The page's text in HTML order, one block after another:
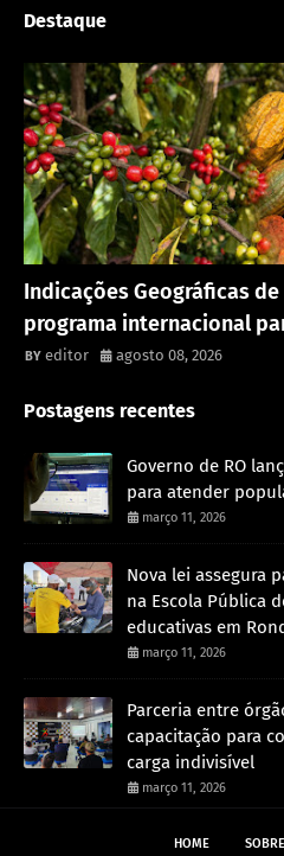
Destaque
Indicações Geográficas
programa internacional
editor agosto 08, 2026
Postagens recentes
Governo de RO
para atender
março 11, 2026
Nova lei assegura
na Escola Pública
educativas em
março 11, 2026
Parceria entre
capacitação para
carga indivisível
março 11, 2026
HOME SOBRE